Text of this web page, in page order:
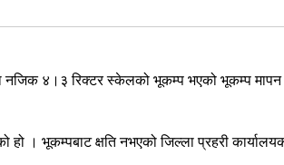
४।३ रिक्टर स्केलको भूकम्प भएको भूकम्प
। भूकम्पबाट क्षति नभएको जिल्ला प्रहरी